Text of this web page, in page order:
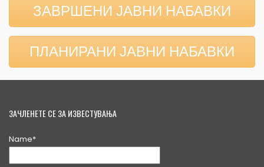
ЗАВРШЕНИ ЈАВНИ НАБАВКИ
ПЛАНИРАНИ ЈАВНИ НАБАВКИ
ЗАЧЛЕНЕТЕ СЕ ЗА ИЗВЕСТУВАЊА
Name*